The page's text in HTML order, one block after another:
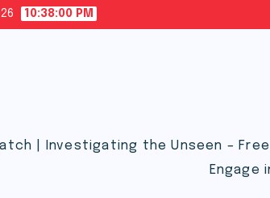
10:38:01 PM
| Investigating the Unseen –
Engage